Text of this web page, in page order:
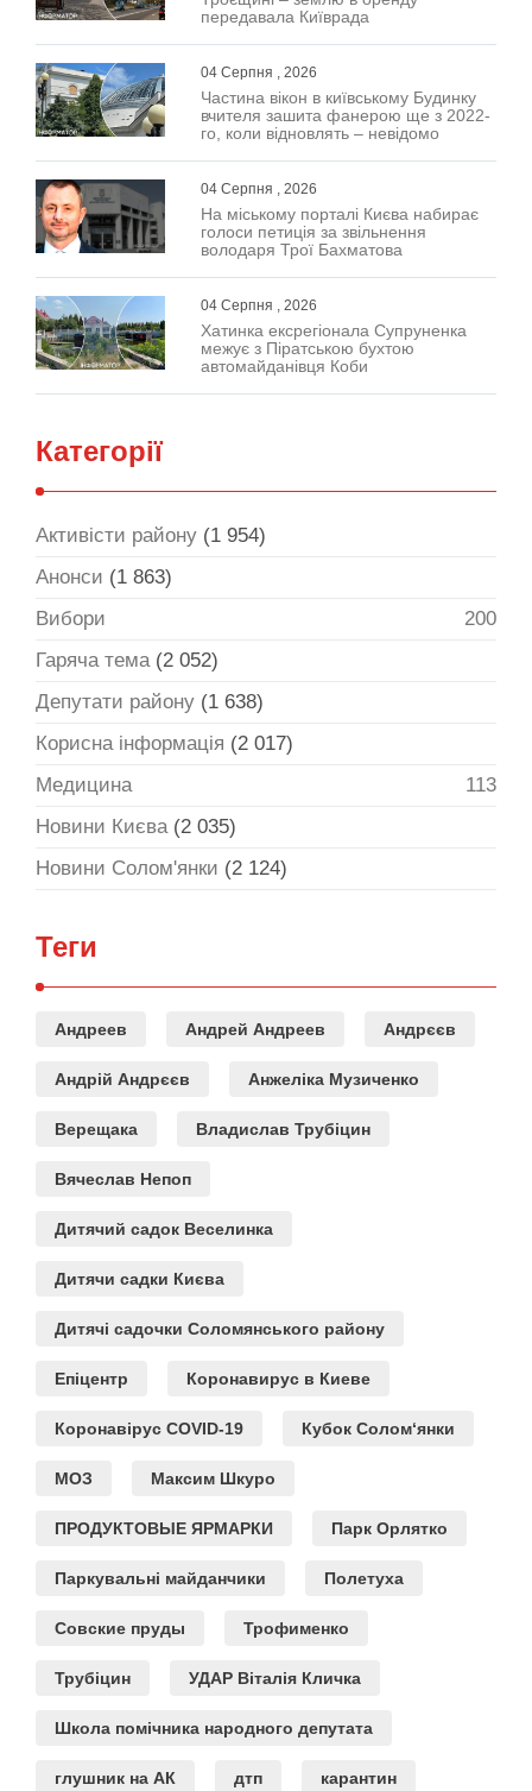
передавала Київрада
04 Серпня , 2026
Частина вікон в київському Будинку
вчителя зашита фанерою ще з 2022-
го, коли відновлять – невідомо
04 Серпня , 2026
На міському порталі Києва набирає
голоси петиція за звільнення
володаря Трої Бахматова
04 Серпня , 2026
Хатинка ексрегіонала Супруненка
межує з Піратською бухтою
автомайданівця Коби
Категорії
Активісти району (1 954)
Анонси (1 863)
Вибори
200
Гаряча тема(2 052)
Депутати району (1 638)
Корисна інформація (2 017)
Медицина
113
Новини Києва(2 035)
Новини Солом'янки (2 124)
Теги
Андреев Андрей Андреев Андрєєв
Андрій Андрєєв Анжеліка Музиченко
Верещака Владислав Трубіцин
Вячеслав Непоп
Дитячий садок Веселинка
Дитячи садки Києва
Дитячі садочки Соломянського району
Епіцентр Коронавирус в Киеве
Коронавірус COVID-19 Кубок Солом‘янки
МОЗ Максим Шкуро
ПРОДУКТОВЫЕ ЯРМАРКИ Парк Орлятко
Паркувальні майданчики Полетуха
Совские пруды Трофименко
Трубіцин УДАР Віталія Кличка
Школа помічника народного депутата
глушник на АК дтп карантин